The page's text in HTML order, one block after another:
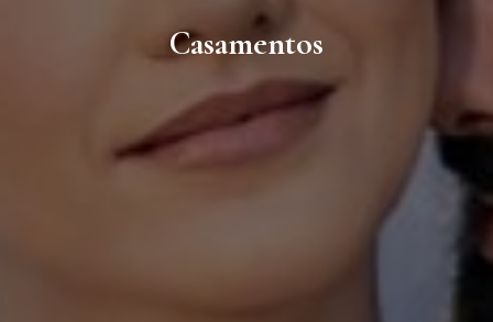
Casamentos